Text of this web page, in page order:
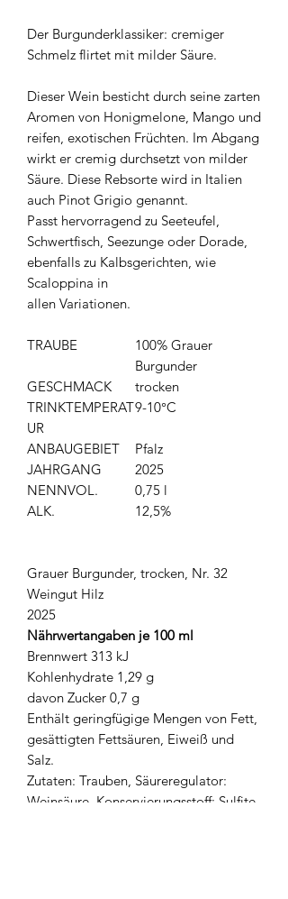
Der Burgunderklassiker: cremiger
Schmelz flirtet mit milder Säure.
Dieser Wein besticht durch seine zarten
Aromen von Honigmelone, Mango und
reifen, exotischen Früchten. Im Abgang
wirkt er cremig durchsetzt von milder
Säure. Diese Rebsorte wird in Italien
auch Pinot Grigio genannt.
Passt hervorragend zu Seeteufel,
Schwertfisch, Seezunge oder Dorade,
ebenfalls zu Kalbsgerichten, wie
Scaloppina in
allen Variationen.
TRAUBE
100% Grauer
Burgunder
GESCHMACK
trocken
TRINKTEMPERAT
UR
9-10°C
ANBAUGEBIET
Pfalz
JAHRGANG
2025
NENNVOL.
0,75 l
ALK.
12,5%
Grauer Burgunder, trocken, Nr. 32
Weingut Hilz
2025
Nährwertangaben je 100 ml
Brennwert 313 kJ
Kohlenhydrate 1,29 g
davon Zucker 0,7 g
Enthält geringfügige Mengen von Fett,
gesättigten Fettsäuren, Eiweiß und
Salz.
Zutaten: Trauben, Säureregulator:
Weinsäure, Konservierungsstoff: Sulfite